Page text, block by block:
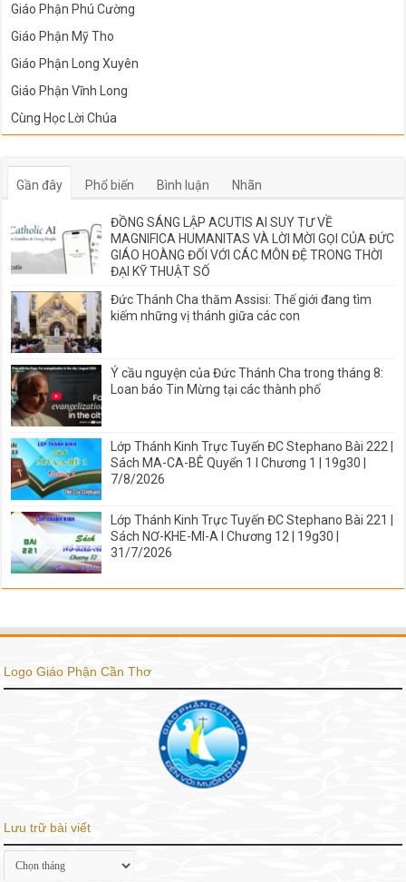
Giáo Phận Phú Cường
Giáo Phận Mỹ Tho
Giáo Phận Long Xuyên
Giáo Phận Vĩnh Long
Cùng Học Lời Chúa
Gần đây Phổ biến Bình luận Nhãn
ĐỒNG SÁNG LẬP ACUTIS AI SUY TƯ VỀ
MAGNIFICA HUMANITAS VÀ LỜI MỜI GỌI CỦA ĐỨC
GIÁO HOÀNG ĐỐI VỚI CÁC MÔN ĐỆ TRONG THỜI
ĐẠI KỸ THUẬT SỐ
Đức Thánh Cha thăm Assisi: Thế giới đang tìm
kiếm những vị thánh giữa các con
Ý cầu nguyện của Đức Thánh Cha trong tháng 8:
Loan báo Tin Mừng tại các thành phố
Lớp Thánh Kinh Trực Tuyến ĐC Stephano Bài 222 |
Sách MA-CA-BÊ Quyển 1 I Chương 1 | 19g30 |
7/8/2026
Lớp Thánh Kinh Trực Tuyến ĐC Stephano Bài 221 |
Sách NƠ-KHE-MI-A I Chương 12 | 19g30 |
31/7/2026
Logo Giáo Phận Cần Thơ
Lưu trữ bài viết
Lưu
trữ